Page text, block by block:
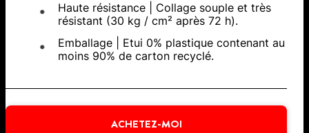
Haute résistance | Collage souple et très
résistant (30 kg / cm² après 72 h).
Emballage | Etui 0% plastique contenant au
moins 90% de carton recyclé.
ACHETEZ-MOI